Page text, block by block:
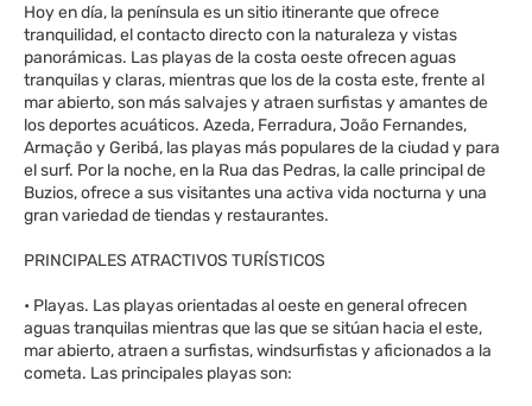
Hoy en día, la península es un sitio itinerante que ofrece
tranquilidad, el contacto directo con la naturaleza y vistas
panorámicas. Las playas de la costa oeste ofrecen aguas
tranquilas y claras, mientras que los de la costa este, frente al
mar abierto, son más salvajes y atraen surfistas y amantes de
los deportes acuáticos. Azeda, Ferradura, João Fernandes,
Armação y Geribá, las playas más populares de la ciudad y para
el surf. Por la noche, en la Rua das Pedras, la calle principal de
Buzios, ofrece a sus visitantes una activa vida nocturna y una
gran variedad de tiendas y restaurantes.
PRINCIPALES ATRACTIVOS TURÍSTICOS
• Playas. Las playas orientadas al oeste en general ofrecen
aguas tranquilas mientras que las que se sitúan hacia el este,
mar abierto, atraen a surfistas, windsurfistas y aficionados a la
cometa. Las principales playas son: